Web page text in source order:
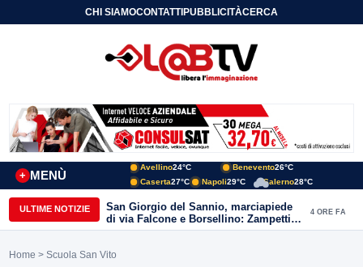
CHI SIAMOCONTATTIPUBBLICITÀCERCA
MENÙ
+
Avellino24°C Benevento26°C
Caserta27°C Napoli29°C Salerno28°C
ULTIME NOTIZIE
San Giorgio del Sannio, marciapiede
di via Falcone e Borsellino: Zampetti e
Lombardi replicano alle polemiche
4 ORE FA
Home > Scuola San Vito